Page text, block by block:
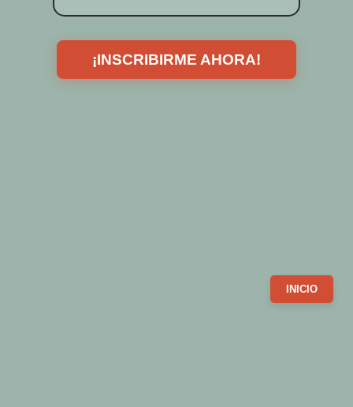
¡INSCRIBIRME AHORA!
INICIO